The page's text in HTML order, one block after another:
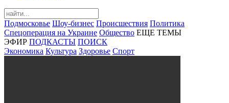
Подмосковье Шоу-бизнес Происшествия Политика
Спецоперация на Украине Общество ЕЩЕ ТЕМЫ
ЭФИР ПОДКАСТЫ ПОИСК
Экономика Культура Здоровье Спорт